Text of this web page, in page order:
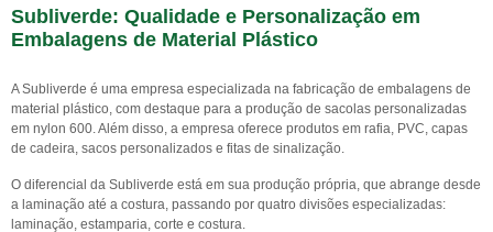
Subliverde: Qualidade e Personalização em
Embalagens de Material Plástico
A Subliverde é uma empresa especializada na fabricação de embalagens de
material plástico, com destaque para a produção de sacolas personalizadas
em nylon 600. Além disso, a empresa oferece produtos em rafia, PVC, capas
de cadeira, sacos personalizados e fitas de sinalização.
O diferencial da Subliverde está em sua produção própria, que abrange desde
a laminação até a costura, passando por quatro divisões especializadas:
laminação, estamparia, corte e costura.